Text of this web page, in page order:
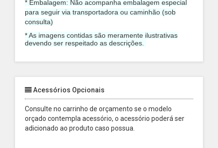
* Embalagem: Não acompanha embalagem especial
para seguir via transportadora ou caminhão (sob
consulta)
* As imagens contidas são meramente ilustrativas
devendo ser respeitado as descrições.
Acessórios Opcionais
Consulte no carrinho de orçamento se o modelo
orçado contempla acessório, o acessório poderá ser
adicionado ao produto caso possua.